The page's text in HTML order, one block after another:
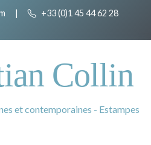
| +33 (0)1 45 44 62 28
Collin
et contemporaines - Estampes